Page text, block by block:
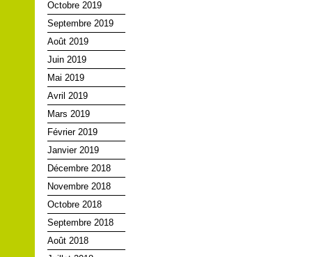
Octobre 2019
Septembre 2019
Août 2019
Juin 2019
Mai 2019
Avril 2019
Mars 2019
Février 2019
Janvier 2019
Décembre 2018
Novembre 2018
Octobre 2018
Septembre 2018
Août 2018